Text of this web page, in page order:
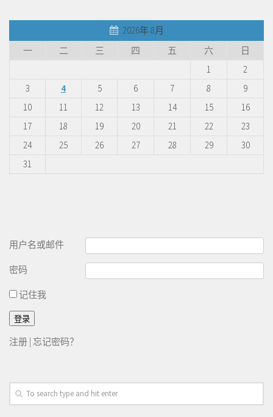
2026年 8月
一
二 三 四 五 六
日
1
2
3
4 5 6 7 8
9
10
11 12 13 14 15
16
17
18 19 20 21 22
23
24
25 26 27 28 29
30
31
用户名或邮件
密码
记住我
注册 | 忘记密码？